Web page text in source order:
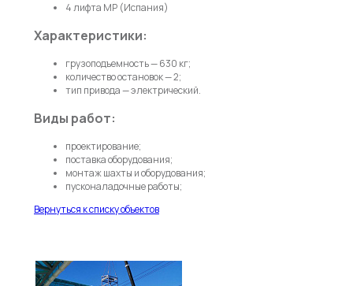
4 лифта MP (Испания)
Характеристики:
грузоподъемность — 630 кг;
количество остановок — 2;
тип привода — электрический.
Виды работ:
проектирование;
поставка оборудования;
монтаж шахты и оборудования;
пусконаладочные работы;
Вернуться к списку объектов